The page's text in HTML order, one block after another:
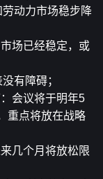
动力市场稳步降
场已经稳定，或
有障碍；
会议将于明年5
重点将放在战略
几个月将放松限